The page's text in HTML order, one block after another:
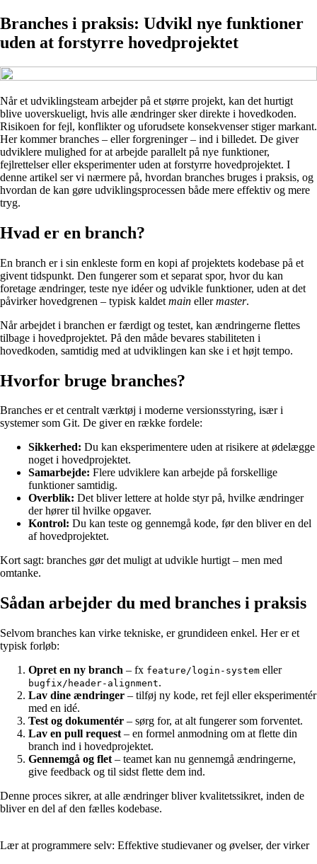
Branches i praksis: Udvikl nye funktioner
uden at forstyrre hovedprojektet
Når et udviklingsteam arbejder på et større projekt, kan det hurtigt
blive uoverskueligt, hvis alle ændringer sker direkte i hovedkoden.
Risikoen for fejl, konflikter og uforudsete konsekvenser stiger markant.
Her kommer branches – eller forgreninger – ind i billedet. De giver
udviklere mulighed for at arbejde parallelt på nye funktioner,
fejlrettelser eller eksperimenter uden at forstyrre hovedprojektet. I
denne artikel ser vi nærmere på, hvordan branches bruges i praksis, og
hvordan de kan gøre udviklingsprocessen både mere effektiv og mere
tryg.
Hvad er en branch?
En branch er i sin enkleste form en kopi af projektets kodebase på et
givent tidspunkt. Den fungerer som et separat spor, hvor du kan
foretage ændringer, teste nye idéer og udvikle funktioner, uden at det
påvirker hovedgrenen – typisk kaldet main ellermaster.
Når arbejdet i branchen er færdigt og testet, kan ændringerne flettes
tilbage i hovedprojektet. På den måde bevares stabiliteten i
hovedkoden, samtidig med at udviklingen kan ske i et højt tempo.
Hvorfor bruge branches?
Branches er et centralt værktøj i moderne versionsstyring, især i
systemer som Git. De giver en række fordele:
Sikkerhed: Du kan eksperimentere uden at risikere at ødelægge
noget i hovedprojektet.
Samarbejde: Flere udviklere kan arbejde på forskellige
funktioner samtidig.
Overblik: Det bliver lettere at holde styr på, hvilke ændringer
der hører til hvilke opgaver.
Kontrol: Du kan teste og gennemgå kode, før den bliver en del
af hovedprojektet.
Kort sagt: branches gør det muligt at udvikle hurtigt – men med
omtanke.
Sådan arbejder du med branches i praksis
Selvom branches kan virke tekniske, er grundideen enkel. Her er et
typisk forløb:
Opret en ny branch – fx feature/login-system eller
bugfix/header-alignment.
Lav dine ændringer – tilføj ny kode, ret fejl eller eksperimentér
med en idé.
Test og dokumentér – sørg for, at alt fungerer som forventet.
Lav en pull request – en formel anmodning om at flette din
branch ind i hovedprojektet.
Gennemgå og flet – teamet kan nu gennemgå ændringerne,
give feedback og til sidst flette dem ind.
Denne proces sikrer, at alle ændringer bliver kvalitetssikret, inden de
bliver en del af den fælles kodebase.
Lær at programmere selv: Effektive studievaner og øvelser, der virker